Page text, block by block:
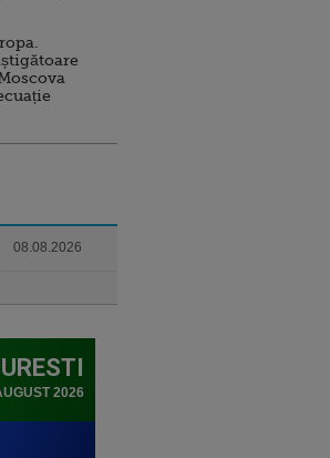
08.08.2026